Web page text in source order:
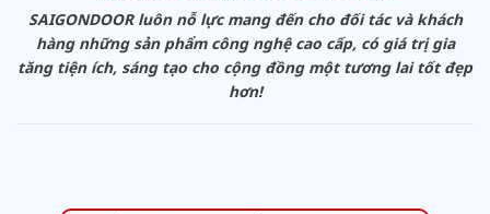
SAIGONDOOR luôn nỗ lực mang đến cho đối tác và khách
hàng những sản phẩm công nghệ cao cấp, có giá trị gia
tăng tiện ích, sáng tạo cho cộng đồng một tương lai tốt đẹp
hơn!